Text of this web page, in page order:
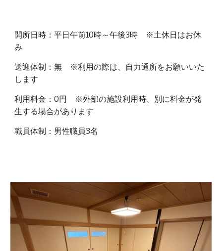
開所日時：平日午前10時～午後3時 ※土休日はお休
み
送迎体制：無 ※利用の際は、自力通所をお願いいた
します
利用料金：0円 ※外部の施設利用時、別に料金が発
生する場合があります
職員体制：男性職員3名